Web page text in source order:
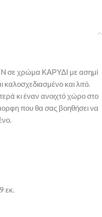
σε χρώμα ΚΑΡΥΔΙ με ασημί
και λιτό.
κι έναν ανοιχτό χώρο στο
που θα σας βοηθήσει να
εκ.